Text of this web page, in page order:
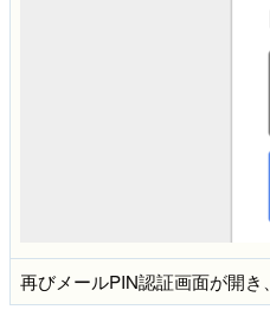
再びメールPIN認証画面が開き、